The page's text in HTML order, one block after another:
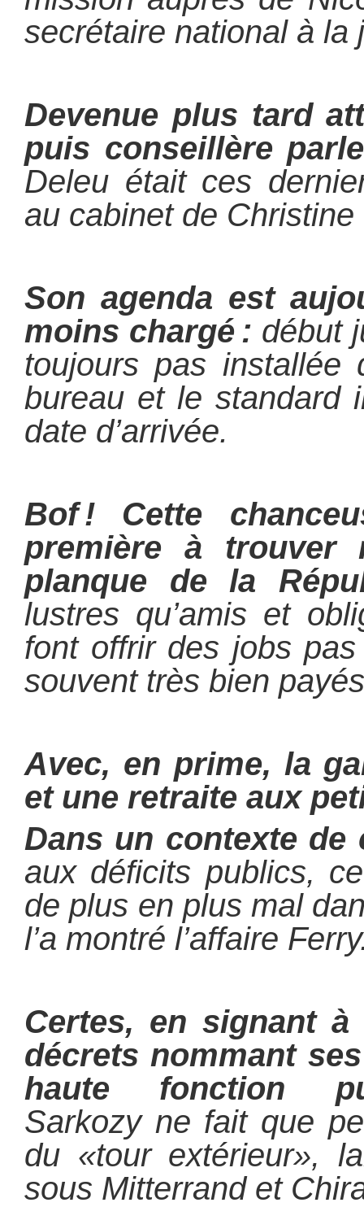
secrétaire national à la
Devenue plus tard
puis conseillère
Deleu était ces
au cabinet de
Son agenda est
moins chargé : début
toujours pas installée
bureau et le standard
date d’arrivée.
Bof ! Cette
première à trouver
planque de la
lustres qu’amis et
font offrir des jobs
souvent très bien
Avec, en prime, la
et une retraite aux
Dans un contexte de
aux déficits publics,
de plus en plus mal
l’a montré l’affaire
Certes, en signant
décrets nommant
haute fonction
Sarkozy ne fait que
du «tour extérieur»,
sous Mitterrand et